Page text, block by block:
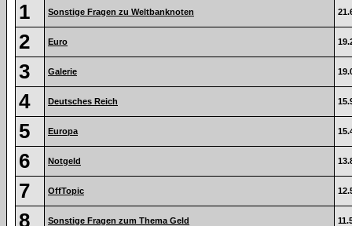
1 Sonstige Fragen zu Weltbanknoten
2 Euro
3 Galerie
4 Deutsches Reich
5 Europa
6 Notgeld
7 OffTopic
8 Sonstige Fragen zum Thema Geld